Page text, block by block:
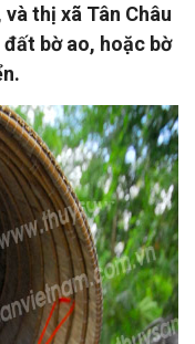
và thị xã Tân Châu
bờ ao, hoặc bờ